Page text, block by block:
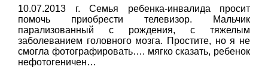
10.07.2013 г. Семья ребенка-инвалида просит
помочь приобрести телевизор. Мальчик
парализованный с рождения, с тяжелым
заболеванием головного мозга. Простите, но я не
смогла фотографировать…. мягко сказать, ребенок
нефотогеничен…